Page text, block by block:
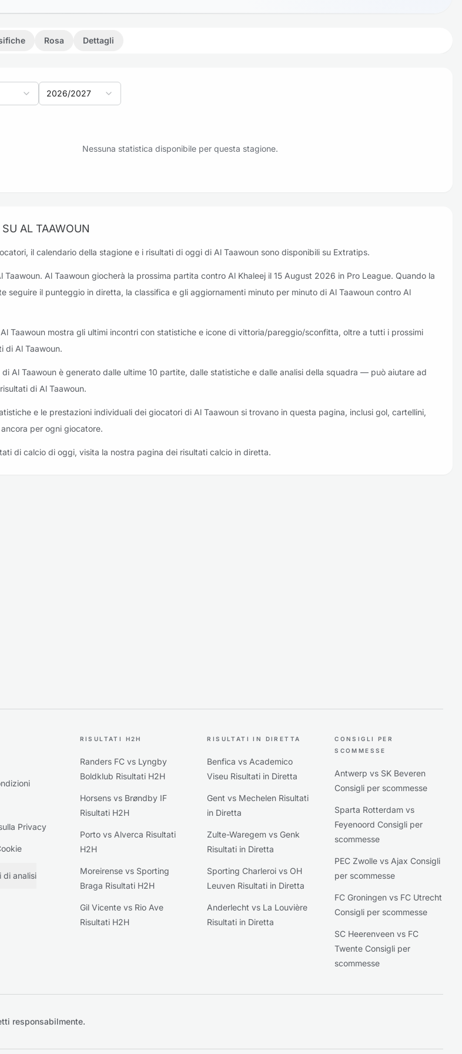
Al Taawoun
Taawoun
Rosa Dettagli
2026/2027
Nessuna statistica disponibile per questa stagione.
AL TAAWOUN
il calendario della stagione e i risultati di oggi di Al Taawoun sono disponibili su Extratips.
Taawoun. Al Taawoun giocherà la prossima partita contro Al Khaleej il 15 August 2026 in Pro League. Quando la
seguire il punteggio in diretta, la classifica e gli aggiornamenti minuto per minuto di Al Taawoun contro Al
Taawoun mostra gli ultimi incontri con statistiche e icone di vittoria/pareggio/sconfitta, oltre a tutti i prossimi
di Al Taawoun.
Al Taawoun è generato dalle ultime 10 partite, dalle statistiche e dalle analisi della squadra — può aiutare ad
di Al Taawoun.
e le prestazioni individuali dei giocatori di Al Taawoun si trovano in questa pagina, inclusi gol, cartellini,
per ogni giocatore.
di calcio di oggi, visita la nostra pagina dei risultati calcio in diretta.
Privacy
di analisi
RISULTATI H2H
Randers FC vs Lyngby
Boldklub Risultati H2H
Horsens vs Brøndby IF
Risultati H2H
Porto vs Alverca Risultati
H2H
Moreirense vs Sporting
Braga Risultati H2H
Gil Vicente vs Rio Ave
Risultati H2H
RISULTATI IN DIRETTA
Benfica vs Academico
Viseu Risultati in Diretta
Gent vs Mechelen Risultati
in Diretta
Zulte-Waregem vs Genk
Risultati in Diretta
Sporting Charleroi vs OH
Leuven Risultati in Diretta
Anderlecht vs La Louvière
Risultati in Diretta
CONSIGLI PER
SCOMMESSE
Antwerp vs SK Beveren
Consigli per scommesse
Sparta Rotterdam vs
Feyenoord Consigli per
scommesse
PEC Zwolle vs Ajax Consigli
per scommesse
FC Groningen vs FC Utrecht
Consigli per scommesse
SC Heerenveen vs FC
Twente Consigli per
scommesse
responsabilmente.